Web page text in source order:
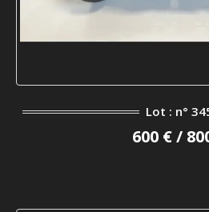
Lot : n°
600 € /